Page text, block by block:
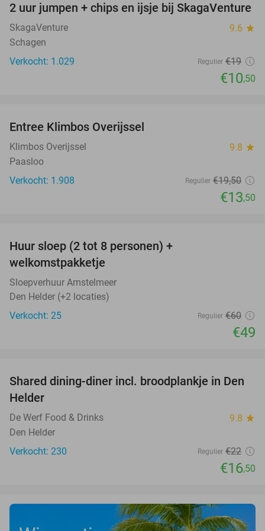
45%
2 uur jumpen + chips en ijsje bij SkagaVenture
SkagaVenture 9.6 star
Schagen
Verkocht: 1.029
Regulier €19
€10,50
Entree Klimbos Overijssel
Klimbos Overijssel 9.8 star
Paasloo
Verkocht: 1.908
Regulier €19,50
€13,50
Huur sloep (2 tot 8 personen) +
welkomstpakketje
Sloepverhuur Amstelmeer
Den Helder (+2 locaties)
Verkocht: 25
Regulier €60
€49
25%
Shared dining-diner incl. broodplankje in Den
Helder
De Werf Food & Drinks 9.8 star
Den Helder
Verkocht: 230
Regulier €22
€16,50